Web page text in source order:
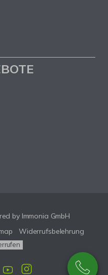
by Immonia GmbH
Widerrufsbelehrung